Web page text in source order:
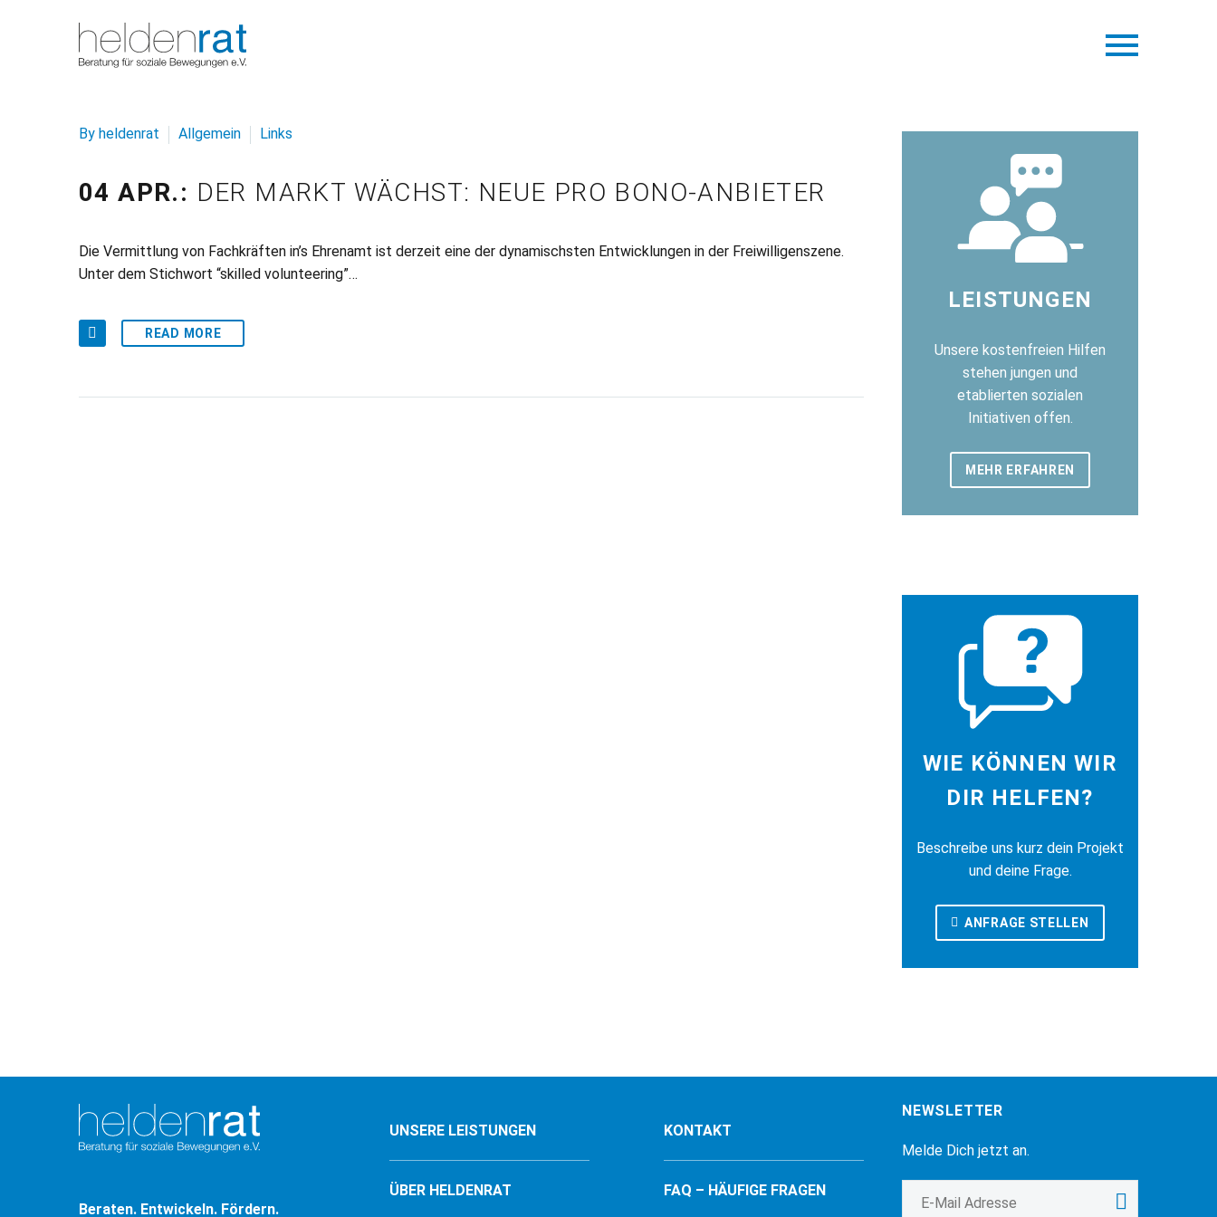
By heldenrat Allgemein Links
04 APR.: DER MARKT WÄCHST: NEUE PRO BONO-ANBIETER
Die Vermittlung von Fachkräften in’s Ehrenamt ist derzeit eine der dynamischsten Entwicklungen in der Freiwilligenszene.
Unter dem Stichwort “skilled volunteering”…
READ MORE
LEISTUNGEN
Unsere kostenfreien Hilfen
stehen jungen und
etablierten sozialen
Initiativen offen.
MEHR ERFAHREN
WIE KÖNNEN WIR
DIR HELFEN?
Beschreibe uns kurz dein Projekt
und deine Frage.
ANFRAGE STELLEN
Beraten. Entwickeln. Fördern.
UNSERE LEISTUNGEN
ÜBER HELDENRAT
KONTAKT
FAQ – HÄUFIGE FRAGEN
NEWSLETTER
Melde Dich jetzt an.